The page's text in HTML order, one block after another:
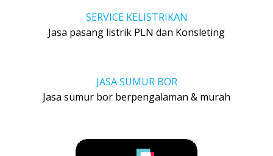
SERVICE KELISTRIKAN
Jasa pasang listrik PLN dan Konsleting
JASA SUMUR BOR
Jasa sumur bor berpengalaman & murah